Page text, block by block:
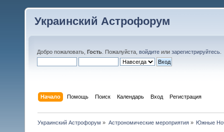
Украинский Астрофорум
Добро пожаловать, Гость . Пожалуйста, войдите или зарегистрируйтесь
Начало Помощь Поиск Календарь Вход Регистрация
Украинский Астрофорум » Астрономические мероприятия» Южные